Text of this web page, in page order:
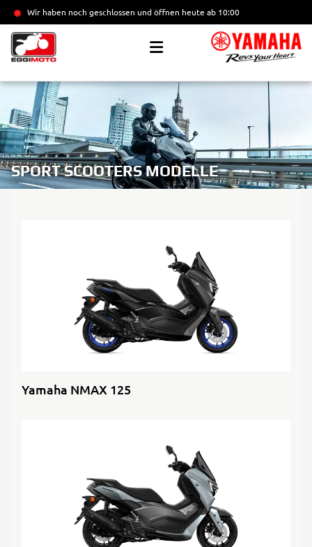
Wir haben noch geschlossen und öffnen heute ab 10:00
SPORT SCOOTERS MODELLE
Yamaha NMAX 125